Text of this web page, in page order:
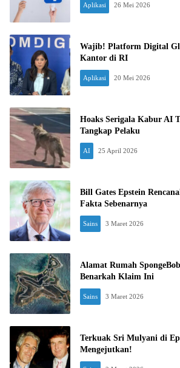
Aplikasi 26 Mei 2026
Wajib! Platform Digital
Kantor di RI
Aplikasi 20 Mei 2026
Hoaks Serigala Kabur AI
Tangkap Pelaku
AI 25 April 2026
Bill Gates Epstein
Fakta Sebenarnya
Sains 3 Maret 2026
Alamat Rumah
Benarkah Klaim Ini
Sains 3 Maret 2026
Terkuak Sri Mulyani di
Mengejutkan!